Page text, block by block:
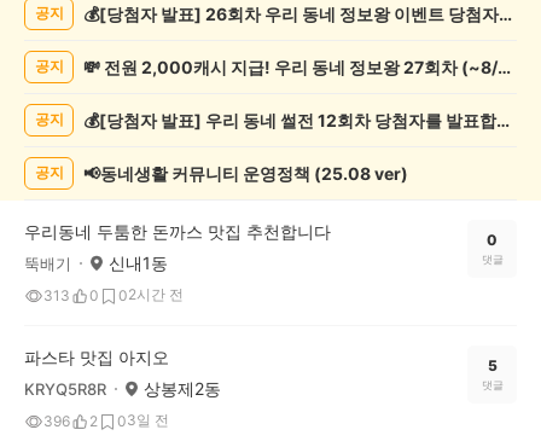
글
공지 💰[당첨자 발표] 26회차 우리 동네 정보왕 이벤트 당첨자를 발표합니다!
공지 💸 전원 2,000캐시 지급! 우리 동네 정보왕 27회차 (~8/10)
공지 💰[당첨자 발표] 우리 동네 썰전 12회차 당첨자를 발표합니다!
공지 📢동네생활 커뮤니티 운영정책 (25.08 ver)
우리동네 두툼한 돈까스 맛집 추천합니다
뚝배기 신내1동
313 0 02시간 전
0
댓글
파스타 맛집 아지오
KRYQ5R8R 상봉제2동
396 2 03일 전
5
댓글